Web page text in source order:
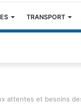
TRANSPORT
attentes et besoins